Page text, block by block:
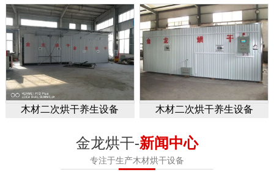
木材二次烘干养生设备 木材二次烘干养生设备
金龙烘干-新闻中心
专注于生产木材烘干设备